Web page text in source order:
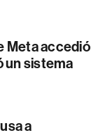
Meta accedió
un sistema
a